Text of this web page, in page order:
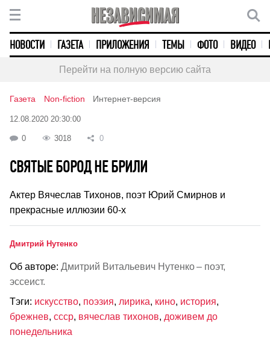
НОВОСТИ ГАЗЕТА ПРИЛОЖЕНИЯ ТЕМЫ ФОТО ВИДЕО
Перейти на полную версию сайта
Газета Non-fiction Интернет-версия
12.08.2020 20:30:00
0 3018 0
СВЯТЫЕ БОРОД НЕ БРИЛИ
Актер Вячеслав Тихонов, поэт Юрий Смирнов и
прекрасные иллюзии 60-х
Дмитрий Нутенко
Об авторе: Дмитрий Витальевич Нутенко – поэт,
эссеист.
Тэги: искусство, поэзия, лирика, кино, история,
брежнев, ссср, вячеслав тихонов, доживем до
понедельника